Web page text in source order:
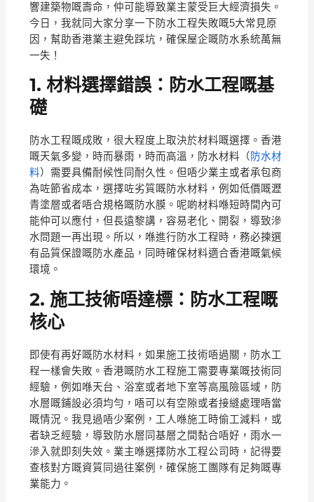
響建築物嘅壽命，仲可能導致業主蒙受巨大經濟損失。
今日，我就同大家分享一下防水工程失敗嘅5大常見原
因，幫助香港業主避免踩坑，確保屋企嘅防水系統萬無
一失！
1. 材料選擇錯誤：防水工程嘅基
礎
防水工程嘅成敗，很大程度上取決於材料嘅選擇。香港
嘅天氣多變，時而暴雨，時而高溫，防水材料（ 防水材
料）需要具備耐候性同耐久性。但唔少業主或者承包商
為咗節省成本，選擇咗劣質嘅防水材料，例如低價嘅瀝
青塗層或者唔合規格嘅防水膜。呢啲材料喺短時間內可
能仲可以應付，但長遠黎講，容易老化、開裂，導致滲
水問題一再出現。所以，喺進行防水工程時，務必揀選
有品質保證嘅防水產品，同時確保材料適合香港嘅氣候
環境。
2. 施工技術唔達標：防水工程嘅
核心
即使有再好嘅防水材料，如果施工技術唔過關，防水工
程一樣會失敗。香港嘅防水工程施工需要專業嘅技術同
經驗，例如喺天台、浴室或者地下室等高風險區域，防
水層嘅鋪設必須均勻，唔可以有空隙或者接縫處理唔當
嘅情況。我見過唔少案例，工人喺施工時偷工減料，或
者缺乏經驗，導致防水層同基層之間黏合唔好，雨水一
滲入就即刻失效。業主喺選擇防水工程公司時，記得要
查核對方嘅資質同過往案例，確保施工團隊有足夠嘅專
業能力。